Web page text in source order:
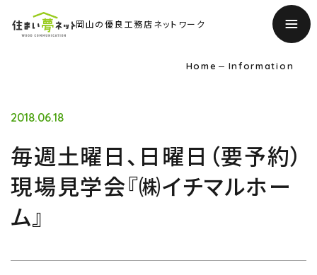
岡山の優良工務店ネットワーク
トップページ
Home Information
2018.06.18
毎週土曜日、日曜日（要予約）
現場見学会『㈱イチマルホー
ム』